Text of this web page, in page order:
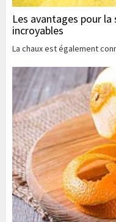
Les avantages pour
incroyables
La chaux est également